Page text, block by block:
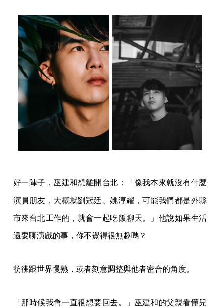
好一陣子，巫建和想離開台北：「像我本來就沒有什麼
演員朋友，大概就劉冠廷、姚淳耀，可能我們都是外縣
市來台北工作的，就會一起吃飯聊天。」他說如果生活
還要聊演戲的事，你不覺得很無趣嗎？
彷彿跟世界慢熟，或者刻意調整與他者密合的角度。
「那時候我會一直很想要回去。」巫建和的父親看懂兒